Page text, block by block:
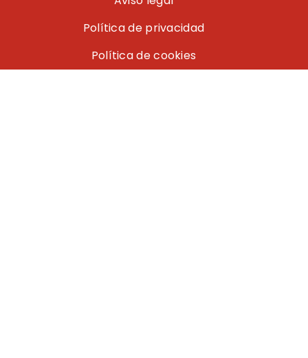
Política de privacidad
Política de cookies